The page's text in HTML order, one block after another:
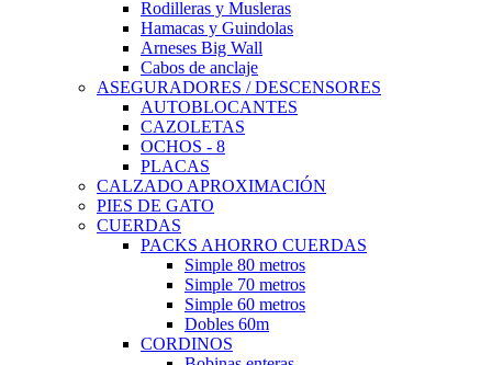
Rodilleras y Musleras
Hamacas y Guindolas
Arneses Big Wall
Cabos de anclaje
ASEGURADORES / DESCENSORES
AUTOBLOCANTES
CAZOLETAS
OCHOS - 8
PLACAS
CALZADO APROXIMACIÓN
PIES DE GATO
CUERDAS
PACKS AHORRO CUERDAS
Simple 80 metros
Simple 70 metros
Simple 60 metros
Dobles 60m
CORDINOS